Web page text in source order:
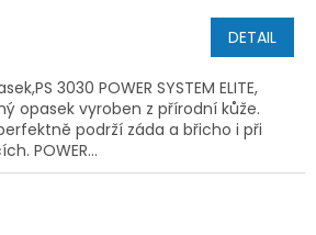
DETAIL
3030 POWER SYSTEM ELITE,
opasek vyroben z přírodní kůže.
podrží záda a břicho i při
POWER...